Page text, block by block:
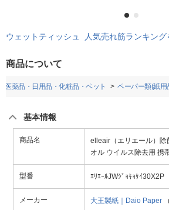
ウェットティッシュ 人気売れ筋ランキング
商品について
医薬品・日用品・化粧品・ペット ペーパー類(紙用
基本情報
商品名
elleair（エリエール）除
オル ウイルス除去用 携
型番 ｴﾘｴｰﾙJWｼﾞｮｷｮｹｲ30X2P
メーカー 大王製紙｜Daio Paper （